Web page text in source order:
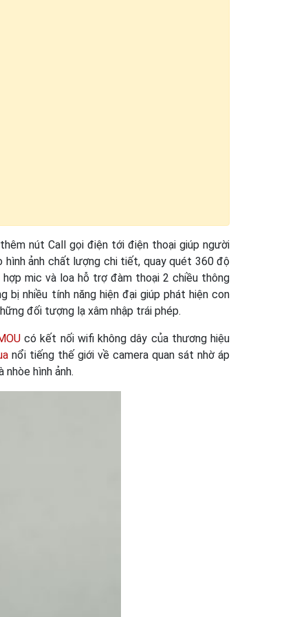
nút Call gọi điện tới điện thoại giúp người
hình ảnh chất lượng chi tiết, quay quét 360 độ
mic và loa hỗ trợ đàm thoại 2 chiều thông
bị nhiều tính năng hiện đại giúp phát hiện con
đối tượng lạ xâm nhập trái phép.
có kết nối wifi không dây của thương hiệu
nổi tiếng thế giới về camera quan sát nhờ áp
hình ảnh.